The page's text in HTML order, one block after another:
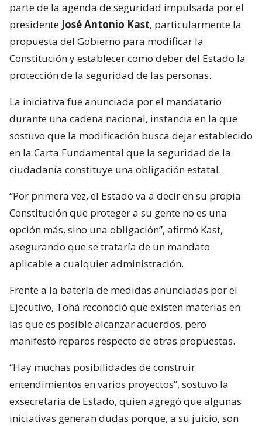
parte de la agenda de seguridad impulsada por el
presidente José Antonio Kast, particularmente la
propuesta del Gobierno para modificar la
Constitución y establecer como deber del Estado la
protección de la seguridad de las personas.
La iniciativa fue anunciada por el mandatario
durante una cadena nacional, instancia en la que
sostuvo que la modificación busca dejar establecido
en la Carta Fundamental que la seguridad de la
ciudadanía constituye una obligación estatal.
“Por primera vez, el Estado va a decir en su propia
Constitución que proteger a su gente no es una
opción más, sino una obligación”, afirmó Kast,
asegurando que se trataría de un mandato
aplicable a cualquier administración.
Frente a la batería de medidas anunciadas por el
Ejecutivo, Tohá reconoció que existen materias en
las que es posible alcanzar acuerdos, pero
manifestó reparos respecto de otras propuestas.
“Hay muchas posibilidades de construir
entendimientos en varios proyectos”, sostuvo la
exsecretaria de Estado, quien agregó que algunas
iniciativas generan dudas porque, a su juicio, son